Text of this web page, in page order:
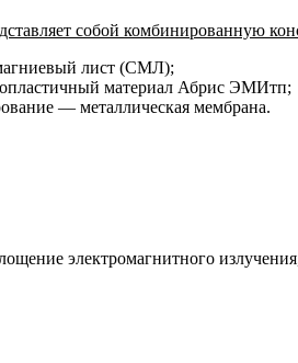
собой комбинированную
лист (СМЛ);
материал Абрис ЭМИтп;
— металлическая мембрана.
электромагнитного